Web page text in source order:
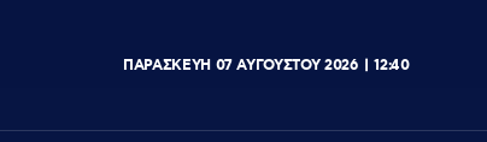
ΠΑΡΑΣΚΕΥΗ 07 ΑΥΓΟΥΣΤΟΥ 2026 12:40